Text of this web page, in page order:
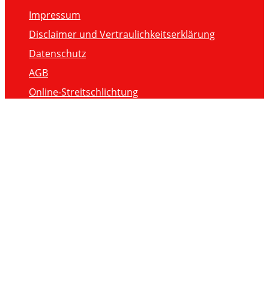
Impressum
Disclaimer und Vertraulichkeitserklärung
Datenschutz
AGB
Online-Streitschlichtung